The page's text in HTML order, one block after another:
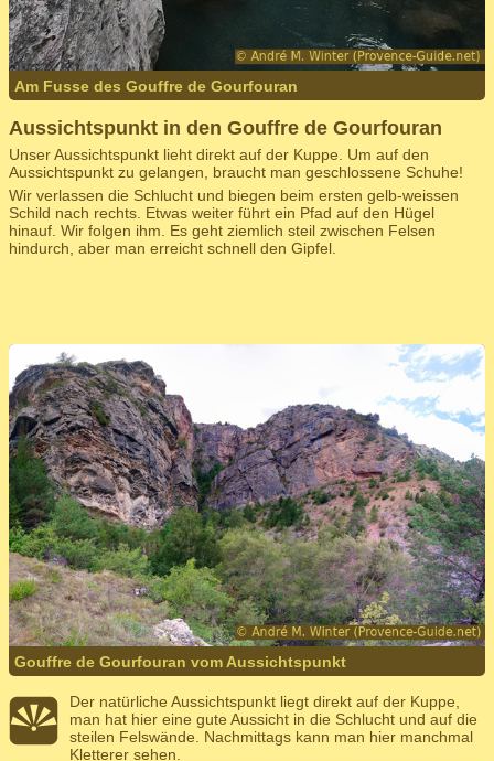
Am Fusse des Gouffre de Gourfouran
Aussichtspunkt in den Gouffre de Gourfouran
Unser Aussichtspunkt lieht direkt auf der Kuppe. Um auf den
Aussichtspunkt zu gelangen, braucht man geschlossene Schuhe!
Wir verlassen die Schlucht und biegen beim ersten gelb-weissen
Schild nach rechts. Etwas weiter führt ein Pfad auf den Hügel
hinauf. Wir folgen ihm. Es geht ziemlich steil zwischen Felsen
hindurch, aber man erreicht schnell den Gipfel.
Gouffre de Gourfouran vom Aussichtspunkt
Der natürliche Aussichtspunkt liegt direkt auf der Kuppe,
man hat hier eine gute Aussicht in die Schlucht und auf die
steilen Felswände. Nachmittags kann man hier manchmal
Kletterer sehen.